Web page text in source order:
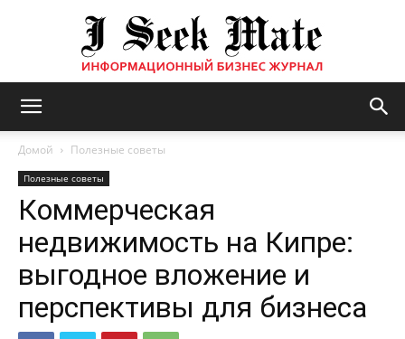
журнал
|
Домой Полезные советы
Полезные советы
Коммерческая
недвижимость на Кипре:
выгодное вложение и
перспективы для бизнеса